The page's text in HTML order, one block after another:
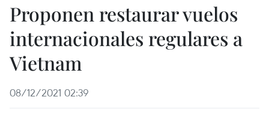
Proponen restaurar vuelos
internacionales regulares a
Vietnam
08/12/2021 02:39